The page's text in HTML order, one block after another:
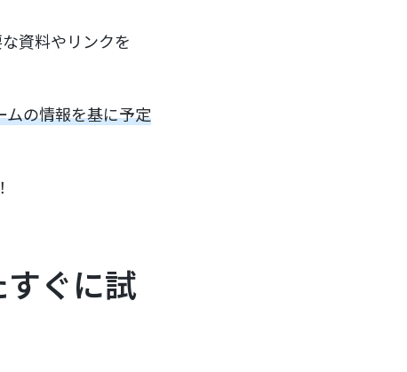
資料やリンクを
の情報を基に予定
ぐに試